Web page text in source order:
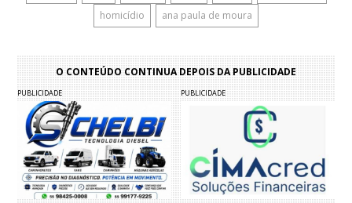
homicídio
ana paula de moura
O CONTEÚDO CONTINUA DEPOIS DA PUBLICIDADE
PUBLICIDADE PUBLICIDADE